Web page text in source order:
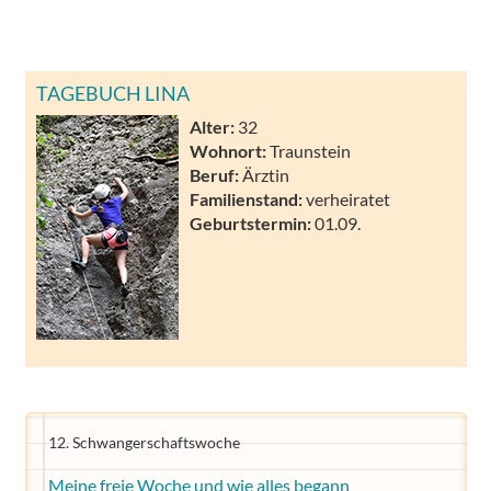
TAGEBUCH LINA
Alter: 32
Wohnort:Traunstein
Beruf: Ärztin
Familienstand:verheiratet
Geburtstermin:01.09.
12. Schwangerschaftswoche
Meine freie Woche und wie alles begann